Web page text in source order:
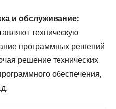
и обслуживание:
техническую
программных решений
решение технических
обеспечения,